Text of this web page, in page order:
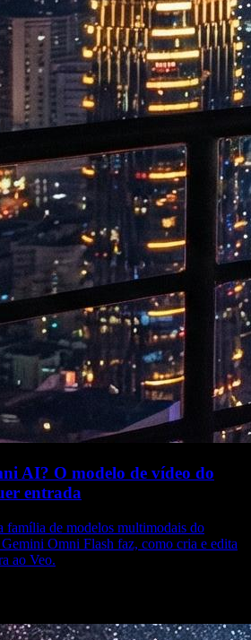
AI? O modelo de vídeo do
entrada
de modelos multimodais do
Omni Flash faz, como cria e edita
ao Veo.